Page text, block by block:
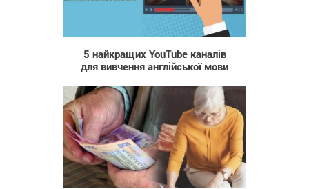
3 662
5 найкращих YouTube каналів
для вивчення англійської мови
96